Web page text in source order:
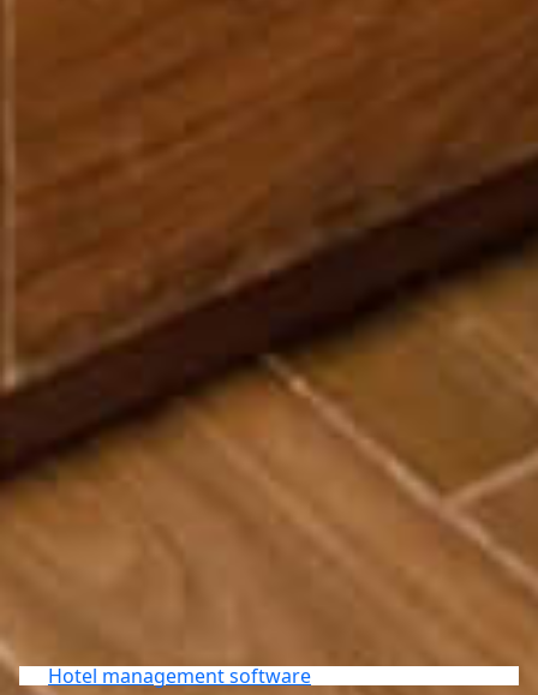
Hotel management software